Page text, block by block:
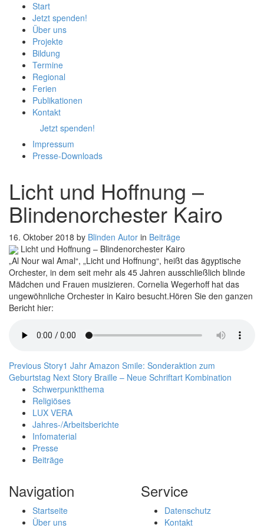
Start
Jetzt spenden!
Über uns
Projekte
Bildung
Termine
Regional
Ferien
Publikationen
Kontakt
Jetzt spenden!
Impressum
Presse-Downloads
Licht und Hoffnung –
Blindenorchester Kairo
16. Oktober 2018 by Blinden Autor in Beiträge
Licht und Hoffnung – Blindenorchester Kairo
„Al Nour wal Amal“, „Licht und Hoffnung“, heißt das ägyptische
Orchester, in dem seit mehr als 45 Jahren ausschließlich blinde
Mädchen und Frauen musizieren. Cornelia Wegerhoff hat das
ungewöhnliche Orchester in Kairo besucht.Hören Sie den ganzen
Bericht hier:
Previous Story1 Jahr Amazon Smile: Sonderaktion zum
Geburtstag Next Story Braille – Neue Schriftart Kombination
Schwerpunktthema
Religiöses
LUX VERA
Jahres-/​Arbeitsberichte
Infomaterial
Presse
Beiträge
Navigation
Startseite
Über uns
Service
Datenschutz
Kontakt